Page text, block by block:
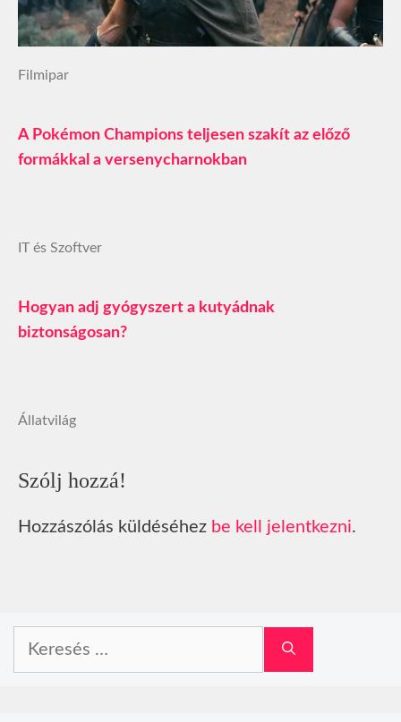
Filmipar
A Pokémon Champions teljesen szakít az előző
formákkal a versenycharnokban
IT és Szoftver
Hogyan adj gyógyszert a kutyádnak
biztonságosan?
Állatvilág
Szólj hozzá!
Hozzászólás küldéséhez be kell jelentkezni.